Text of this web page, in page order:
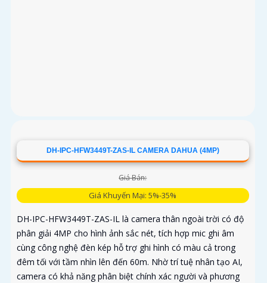
DH-IPC-HFW3449T-ZAS-IL CAMERA DAHUA (4MP)
Giá Bán:
Giá Khuyến Mại: 5%-35%
DH-IPC-HFW3449T-ZAS-IL là camera thân ngoài trời có độ
phân giải 4MP cho hình ảnh sắc nét, tích hợp mic ghi âm
cùng công nghệ đèn kép hỗ trợ ghi hình có màu cả trong
đêm tối với tầm nhìn lên đến 60m. Nhờ trí tuệ nhân tạo AI,
camera có khả năng phân biệt chính xác người và phương